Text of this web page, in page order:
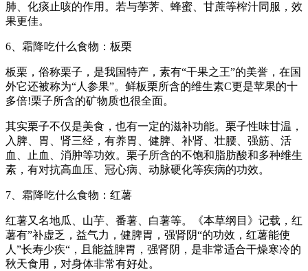
肺、化痰止咳的作用。若与荸荠、蜂蜜、甘蔗等榨汁同服，效
果更佳。
6、霜降吃什么食物：板栗
板栗，俗称栗子，是我国特产，素有“干果之王”的美誉，在国
外它还被称为“人参果”。鲜板栗所含的维生素C更是苹果的十
多倍!栗子所含的矿物质也很全面。
其实栗子不仅是美食，也有一定的滋补功能。栗子性味甘温，
入脾、胃、肾三经，有养胃、健脾、补肾、壮腰、强筋、活
血、止血、消肿等功效。栗子所含的不饱和脂肪酸和多种维生
素，有对抗高血压、冠心病、动脉硬化等疾病的功效。
7、霜降吃什么食物：红薯
红薯又名地瓜、山芋、番薯、白薯等。《本草纲目》记载，红
薯有”补虚乏，益气力，健脾胃，强肾阴“的功效，红薯能使
人”长寿少疾“，且能益脾胃，强肾阴，是非常适合干燥寒冷的
秋天食用，对身体非常有好处。